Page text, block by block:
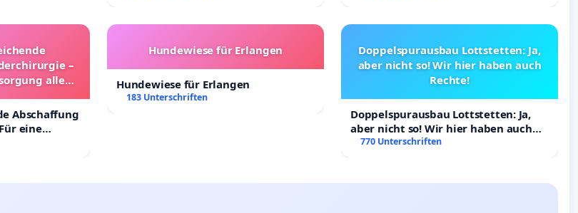
–
aller
Abschaffung
eine
Kinder in
Hundewiese für Erlangen
Hundewiese für Erlangen
183 Unterschriften
Doppelspurausbau Lottstetten: Ja,
aber nicht so! Wir hier haben auch
Rechte!
Doppelspurausbau Lottstetten: Ja,
aber nicht so! Wir hier haben auch
Rechte!
770 Unterschriften